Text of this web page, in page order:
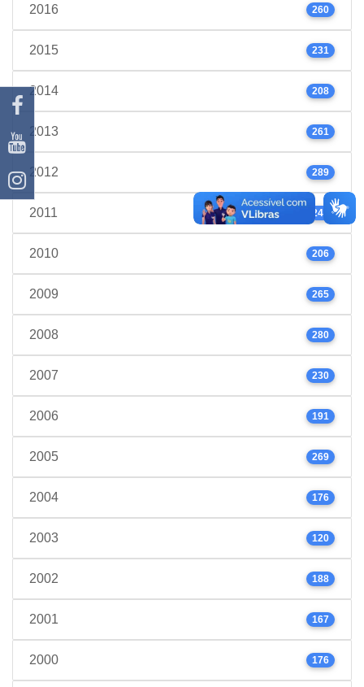
2016 260
2015 231
2014 208
2013 261
2012 289
2011 245
2010 206
2009 265
2008 280
2007 230
2006 191
2005 269
2004 176
2003 120
2002 188
2001 167
2000 176